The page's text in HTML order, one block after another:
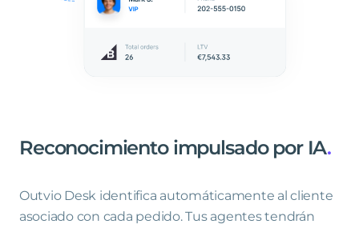
Reconocimiento impulsado por IA.
Outvio Desk identifica automáticamente al cliente
asociado con cada pedido. Tus agentes tendrán